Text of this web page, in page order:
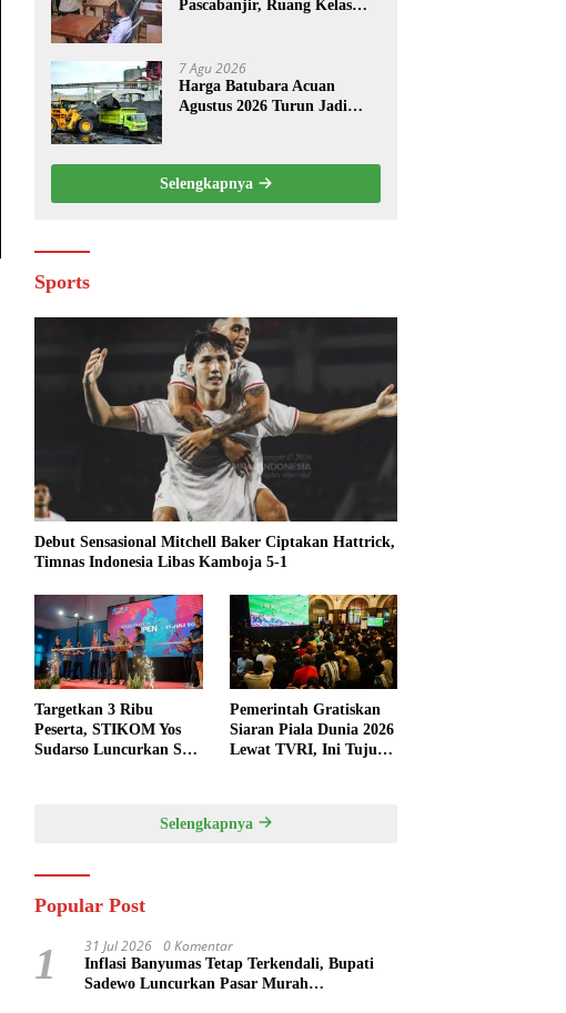
Pascabanjir, Ruang Kelas
7 Agu 2026
Harga Batubara Acuan
Agustus 2026 Turun Jadi
Selengkapnya
Sports
Debut Sensasional Mitchell Baker Ciptakan Hattrick,
Timnas Indonesia Libas Kamboja 5-1
Targetkan 3 Ribu
Peserta, STIKOM Yos
Sudarso Luncurkan SYS
Pemerintah Gratiskan
Siaran Piala Dunia 2026
Lewat TVRI, Ini Tujuan
Selengkapnya
Popular Post
1 31 Jul 2026 0 Komentar
Inflasi Banyumas Tetap Terkendali, Bupati
Sadewo Luncurkan Pasar Murah